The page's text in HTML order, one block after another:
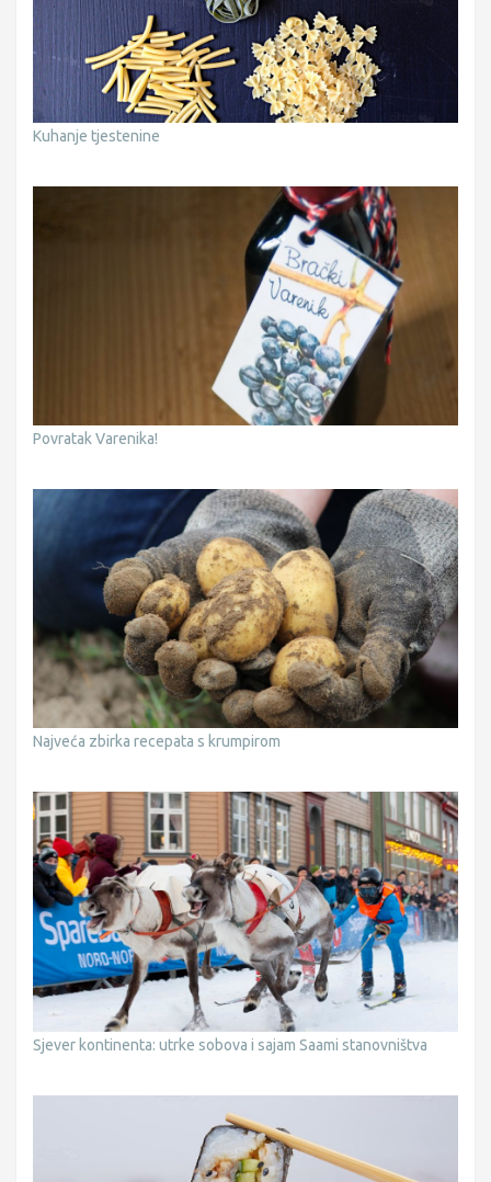
Kuhanje tjestenine
Povratak Varenika!
Najveća zbirka recepata s krumpirom
Sjever kontinenta: utrke sobova i sajam Saami stanovništva